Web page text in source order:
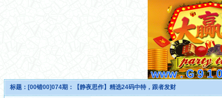
标题： [00错00]074期：【静夜思作】精选24码中特，跟者发财